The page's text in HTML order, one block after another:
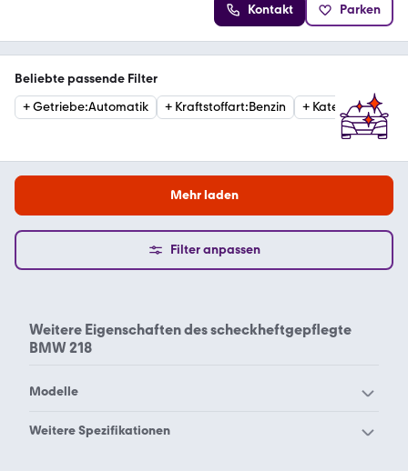
Kontakt Parken
Beliebte passende Filter
+Getriebe:Automatik + Kraftstoffart:Benzin + Kategorie:
Mehr laden
Filter anpassen
Weitere Eigenschaften desscheckheftgepflegte
BMW 218
Modelle
BMW 114
Weitere Spezifikationen